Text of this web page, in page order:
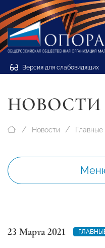
Версия для слабовидящих
НОВОСТИ
Новости
23 Марта 2021